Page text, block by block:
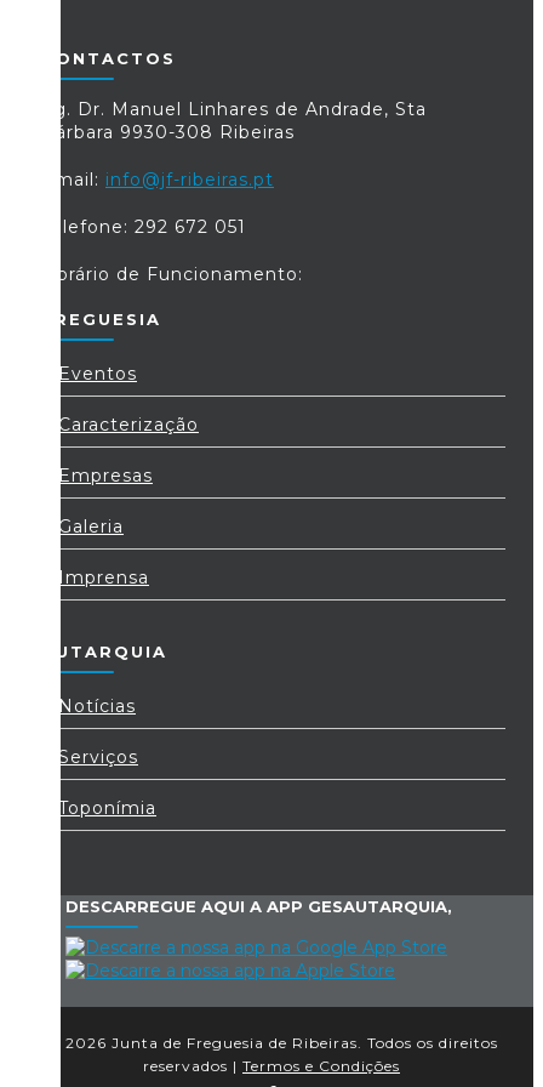
CONTACTOS
Lg. Dr. Manuel Linhares de Andrade, Sta
Bárbara 9930-308 Ribeiras
Email: info@jf-ribeiras.pt
Telefone: 292 672 051
Horário de Funcionamento:
FREGUESIA
Eventos
Caracterização
Empresas
Galeria
Imprensa
AUTARQUIA
Notícias
Serviços
Toponímia
DESCARREGUE AQUI A APP GESAUTARQUIA,
© 2026 Junta de Freguesia de Ribeiras. Todos os direitos
reservados | Termos e Condições